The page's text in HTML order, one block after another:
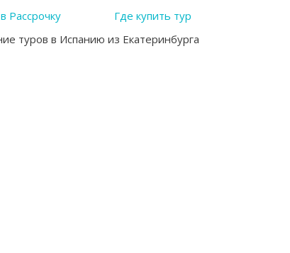
Рассрочку
Где купить тур
туров в Испанию из Екатеринбурга